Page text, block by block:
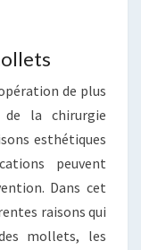
de plus
la chirurgie
esthétiques
peuvent
Dans cet
raisons qui
mollets, les